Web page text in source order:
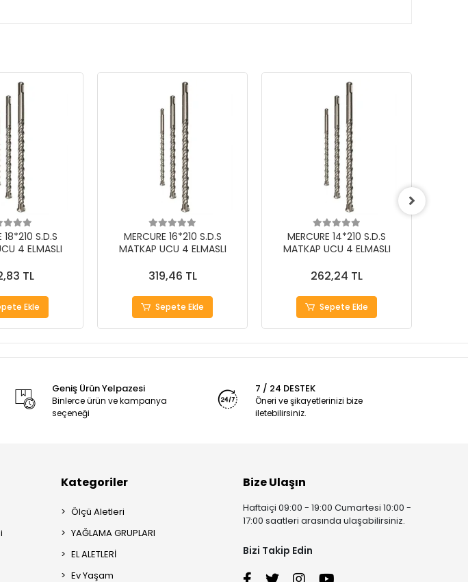
18*210 S.D.S
4 ELMASLI
TL
Ekle
MERCURE 16*210 S.D.S
MATKAP UCU 4 ELMASLI
319,46 TL
Sepete Ekle
MERCURE 14*210 S.D.S
MATKAP UCU 4 ELMASLI
262,24 TL
Sepete Ekle
Geniş Ürün Yelpazesi
Binlerce ürün ve kampanya
seçeneği
7 / 24 DESTEK
Öneri ve şikayetlerinizi bize
iletebilirsiniz.
Kategoriler
Ölçü Aletleri
YAĞLAMA GRUPLARI
EL ALETLERİ
Ev Yaşam
Bize Ulaşın
Haftaiçi 09:00 - 19:00 Cumartesi 10:00 -
17:00 saatleri arasında ulaşabilirsiniz.
Bizi Takip Edin